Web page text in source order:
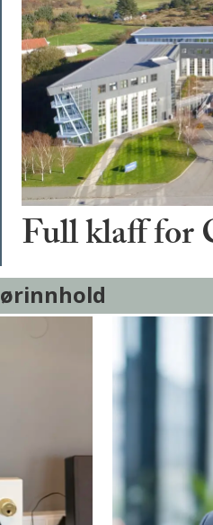
Full klaff for